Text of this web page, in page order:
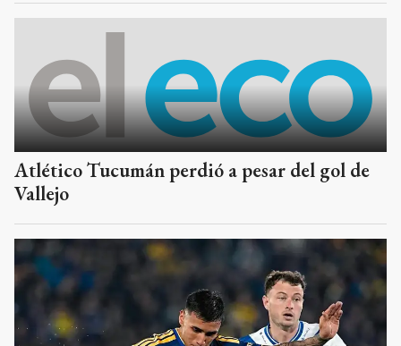
Atlético Tucumán perdió a pesar del gol de
Vallejo